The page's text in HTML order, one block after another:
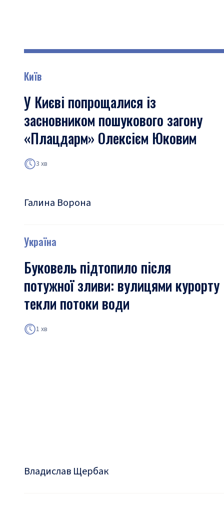
Київ
У Києві попрощалися із
засновником пошукового загону
«Плацдарм» Олексієм Юковим
3 хв
Галина Ворона
Україна
Буковель підтопило після
потужної зливи: вулицями курорту
текли потоки води
1 хв
Владислав Щербак